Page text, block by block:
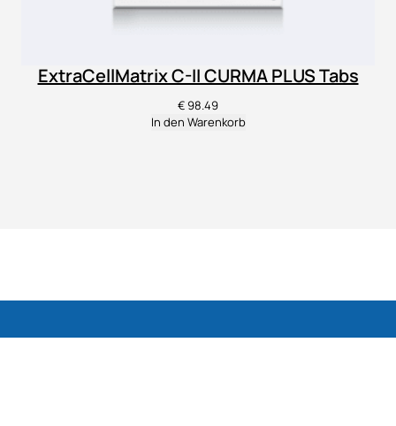
ExtraCellMatrix C-II CURMA PLUS Tabs
€98.49
In den Warenkorb